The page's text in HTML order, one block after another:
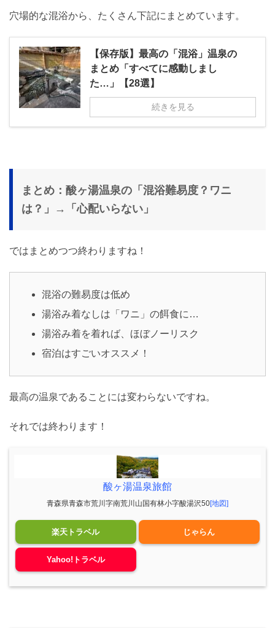
穴場的な混浴から、たくさん下記にまとめています。
【保存版】最高の「混浴」温泉の
まとめ「すべてに感動しまし
た…」【28選】
続きを見る
まとめ：酸ヶ湯温泉の「混浴難易度？ワニ
は？」→「心配いらない」
ではまとめつつ終わりますね！
混浴の難易度は低め
湯浴み着なしは「ワニ」の餌食に…
湯浴み着を着れば、ほぼノーリスク
宿泊はすごいオススメ！
最高の温泉であることには変わらないですね。
それでは終わります！
酸ヶ湯温泉旅館
青森県青森市荒川字南荒川山国有林小字酸湯沢50[地図]
楽天トラベル じゃらん
Yahoo!トラベル